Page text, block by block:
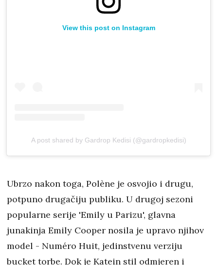
View this post on Instagram
A post shared by Gardrop Kedisi (@gardropkedisi)
Ubrzo nakon toga, Polène je osvojio i drugu,
potpuno drugačiju publiku. U drugoj sezoni
popularne serije 'Emily u Parizu', glavna
junakinja Emily Cooper nosila je upravo njihov
model - Numéro Huit, jedinstvenu verziju
bucket torbe. Dok je Katein stil odmjeren i